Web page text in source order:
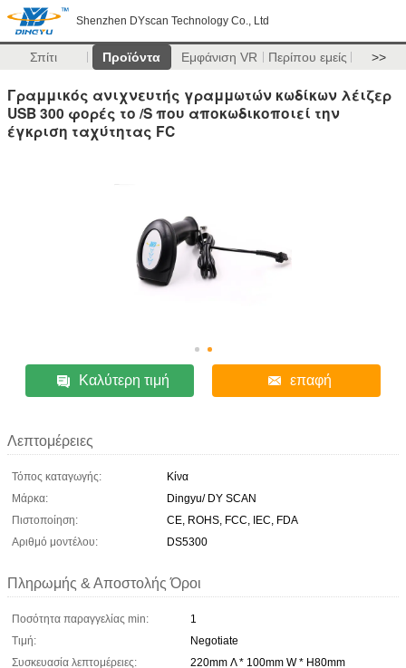
Shenzhen DYscan Technology Co., Ltd
Σπίτι Προϊόντα Εμφάνιση VR Περίπου εμείς >>
Γραμμικός ανιχνευτής γραμμωτών κωδίκων λέιζερ
USB 300 φορές το /S που αποκωδικοποιεί την
έγκριση ταχύτητας FC
Καλύτερη τιμή επαφή
Λεπτομέρειες
Τόπος καταγωγής:
Κίνα
Μάρκα:
Dingyu/ DY SCAN
Πιστοποίηση:
CE, ROHS, FCC, IEC, FDA
Αριθμό μοντέλου:
DS5300
Πληρωμής & Αποστολής Όροι
Ποσότητα παραγγελίας min:
1
Τιμή:
Negotiate
Συσκευασία λεπτομέρειες:
220mm Λ * 100mm W * H80mm